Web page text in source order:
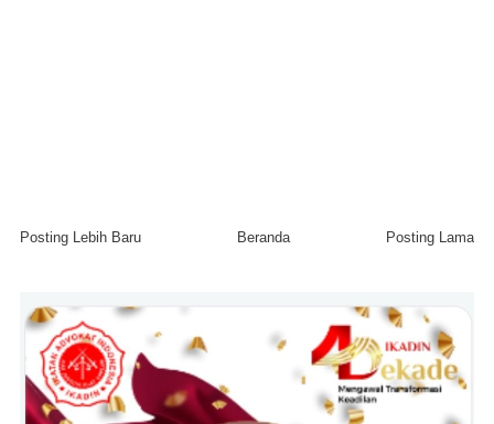
Posting Lebih Baru Posting Lama
Beranda